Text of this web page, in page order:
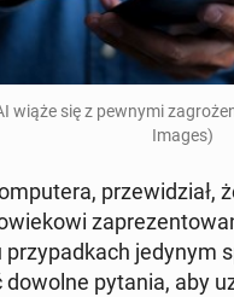
wiąże się z pewnymi
Images)
prze­wi­dział,
jedynym
pytania, aby